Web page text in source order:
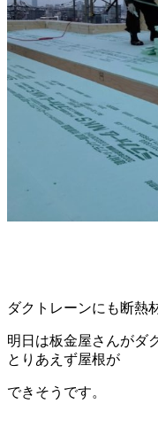
ダクトレーンにも断熱
明日は板金屋さんがダ
とりあえず屋根が
できそうです。